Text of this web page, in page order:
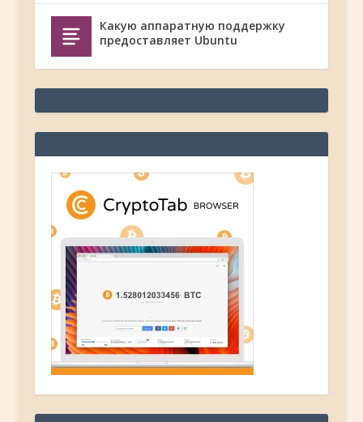
Какую аппаратную поддержку
предоставляет Ubuntu